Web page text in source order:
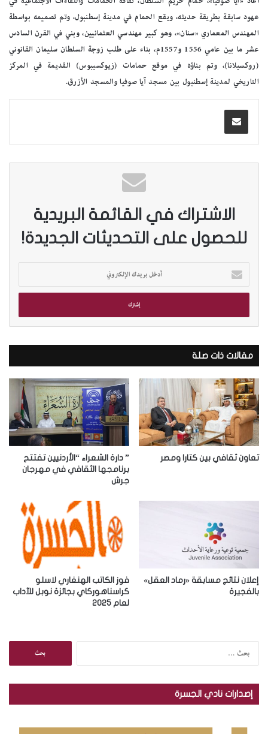
عهود سابقة بطريقة حديثه، ويقع الحمام في مدينة إسطنبول، وتم تصميمه بواسطة
المهندس المعماري «سنان»، وهو كبير مهندسي العثمانيين، وبني في القرن السادس
عشر ما بين عامي 1556 و1557م، بناء على طلب زوجة السلطان سليمان القانوني
(روكسيلانا)، وتم بناؤه في موقع حمامات (زيوكسيبوس) القديمة في المركز
التاريخي لمدينة إسطنبول بين مسجد آيا صوفيا والمسجد الأزرق.
الاشتراك في القائمة البريدية
للحصول على التحديثات الجديدة!
خ
ب
ي
د
ك
ا
ل
إ
ل
ت
ر
مقالات ذات صلة
تعاون ثقافي بين كتارا ومصر
” دارة الشعراء “الأردنيين تفتتح
برنامجها الثقافي في مهرجان
جرش
إعلان نتائج مسابقة «رماد العقل»
بالفجيرة
فوز الكاتب الهنغاري لاسلو
كراسناهوركاي بجائزة نوبل للآداب
لعام 2025
ح
إصدارات نادي الجسرة